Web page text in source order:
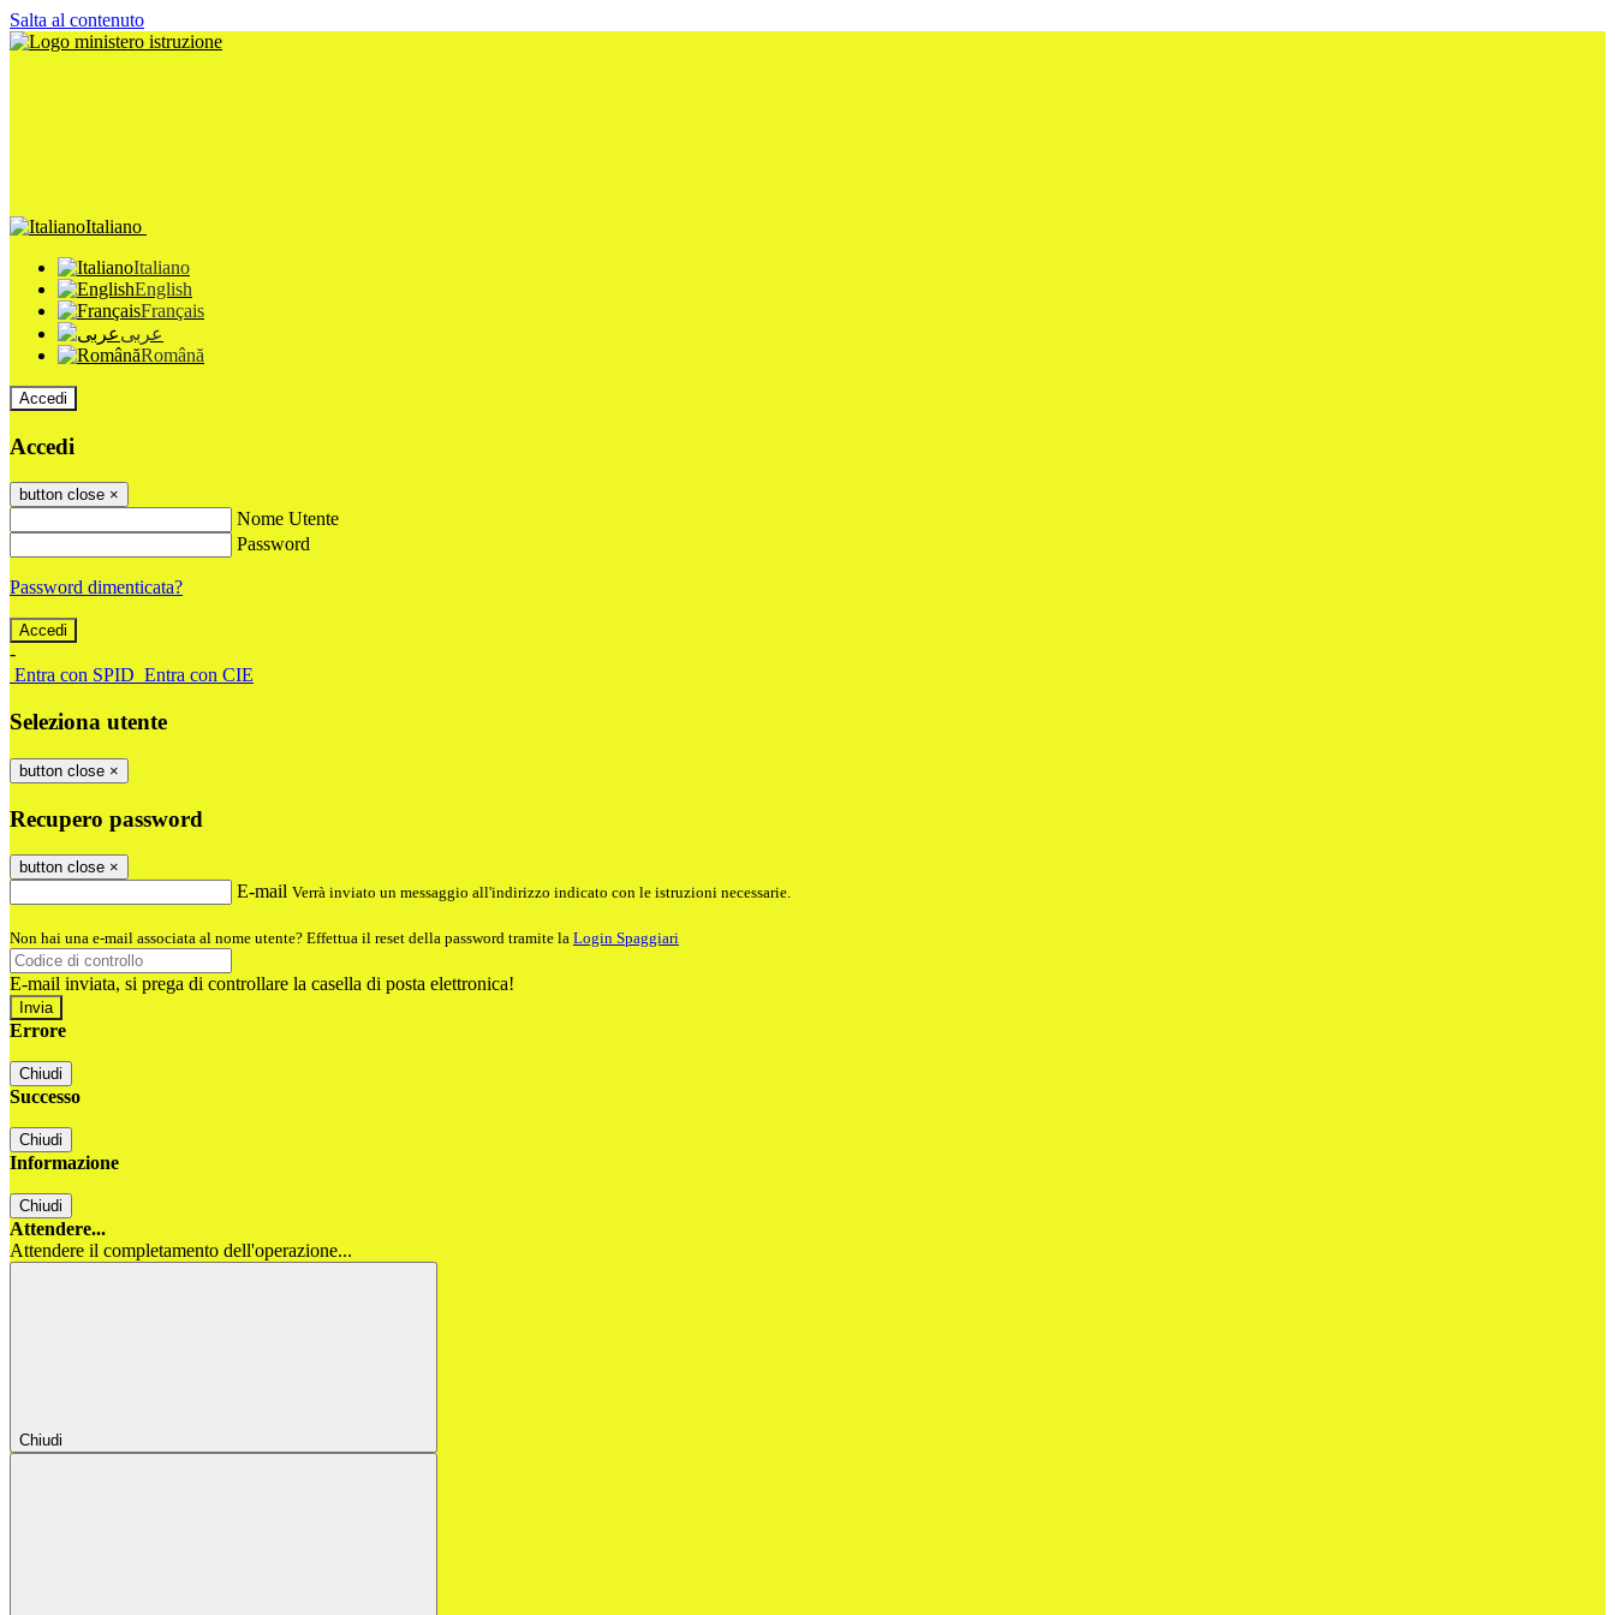
Salta al contenuto
Italiano
Italiano
English
Français
عربى
Română
Accedi
Accedi
button close ×
Nome Utente
Password
Password dimenticata?
-
Entra con SPID Entra con CIE
Seleziona utente
button close ×
Recupero password
button close ×
E-mail Verrà inviato un messaggio all'indirizzo indicato con le istruzioni necessarie.
Non hai una e-mail associata al nome utente? Effettua il reset della password tramite la Login Spaggiari
E-mail inviata, si prega di controllare la casella di posta elettronica!
Errore
Chiudi
Successo
Chiudi
Informazione
Chiudi
Attendere...
Attendere il completamento dell'operazione...
Chiudi